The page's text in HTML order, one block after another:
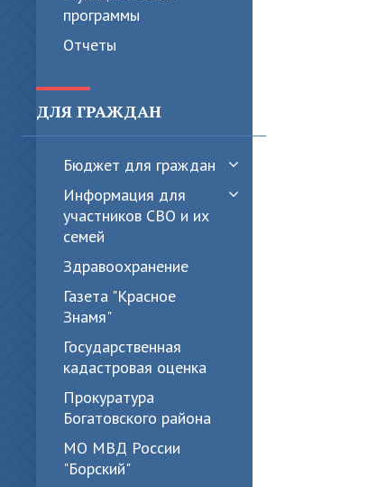
программы
Отчеты
ДЛЯ ГРАЖДАН
Бюджет для граждан
Информация для
участников СВО и их
семей
Здравоохранение
Газета "Красное
Знамя"
Государственная
кадастровая оценка
Прокуратура
Богатовского района
МО МВД России
"Борский"